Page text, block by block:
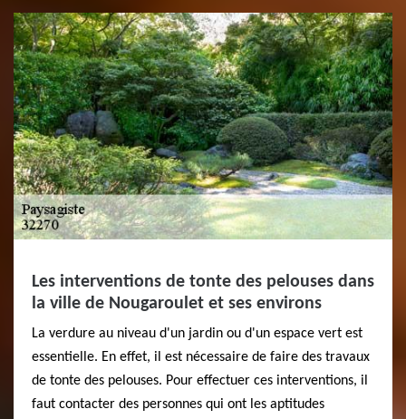
Les interventions de tonte des pelouses dans
la ville de Nougaroulet et ses environs
La verdure au niveau d'un jardin ou d'un espace vert est
essentielle. En effet, il est nécessaire de faire des travaux
de tonte des pelouses. Pour effectuer ces interventions, il
faut contacter des personnes qui ont les aptitudes